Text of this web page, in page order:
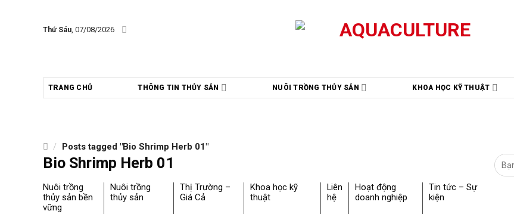
Thứ Sáu, 07/08/2026
TRANG CHỦ THÔNG TIN THỦY SẢN NUÔI TRỒNG THỦY SẢN KHOA HỌC KỸ THUẬT
/ Posts tagged "Bio Shrimp Herb 01"
Bio Shrimp Herb 01
Nuôi trồng
thủy sản bền
vững
Nuôi trồng
thủy sản
Thị Trường –
Giá Cả
Khoa học kỹ
thuật
Liên
hệ
Hoạt động
doanh nghiệp
Tin tức – Sự
kiện